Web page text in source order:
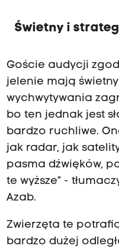
Świetny i
Goście audycji
jelenie mają
wychwytywania
bo ten jednak jest
bardzo ruchliwe.
jak radar, jak
pasma dźwięków,
te wyższe” -
Azab.
Zwierzęta te
bardzo dużej